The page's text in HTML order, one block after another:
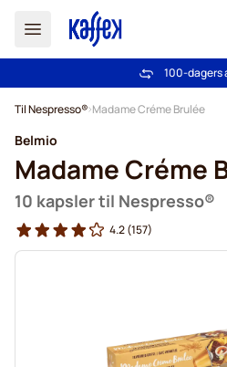
Gratis frakt
100-dagers
Til Nespresso® Madame Créme Brulée
Belmio
Madame Créme
10 kapsler til Nespresso®
4.2(157)